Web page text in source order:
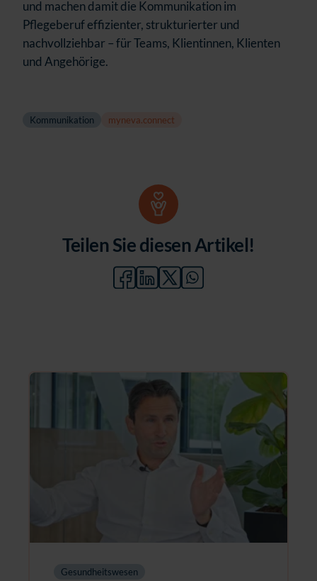
und machen damit die Kommunikation im
Pflegeberuf effizienter, strukturierter und
nachvollziehbar – für Teams, Klientinnen, Klienten
und Angehörige.
Kommunikation myneva.connect
Teilen Sie diesen Artikel!
Gesundheitswesen